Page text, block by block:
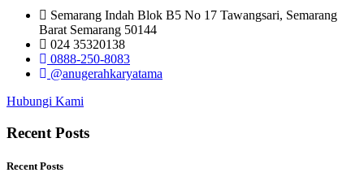
Semarang Indah Blok B5 No 17 Tawangsari, Semarang
Barat Semarang 50144
024 35320138
0888-250-8083
@anugerahkaryatama
Hubungi Kami
Recent Posts
Recent Posts